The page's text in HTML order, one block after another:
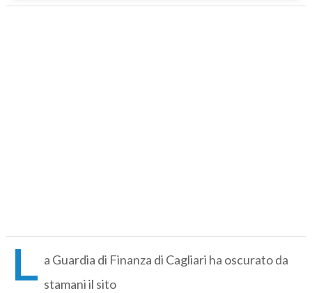
L a Guardia di Finanza di Cagliari ha oscurato da
stamani il sito